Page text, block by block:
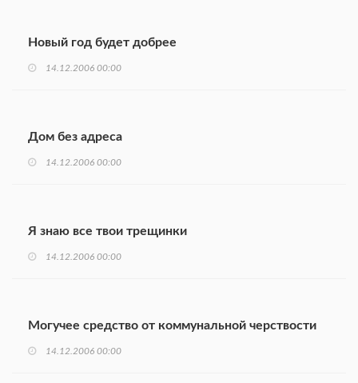
Новый год будет добрее
14.12.2006 00:00
Дом без адреса
14.12.2006 00:00
Я знаю все твои трещинки
14.12.2006 00:00
Могучее средство от коммунальной черствости
14.12.2006 00:00